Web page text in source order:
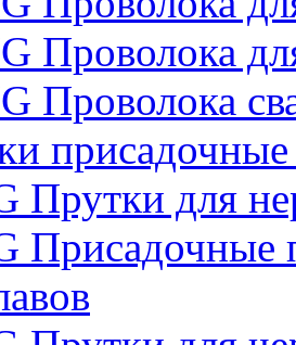
Проволока
Проволока
Прутки для
Присадочные